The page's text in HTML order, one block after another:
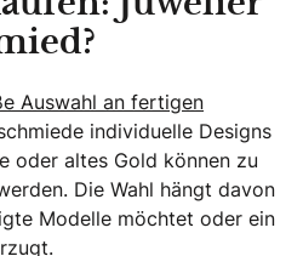
Auswahl an fertigen
individuelle Designs
oder altes Gold können zu
Die Wahl hängt davon
Modelle möchtet oder ein